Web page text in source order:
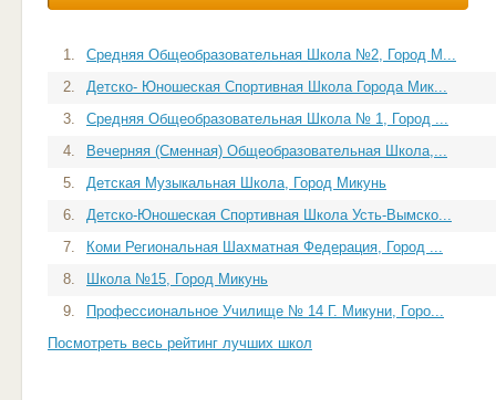
1.
Средняя Общеобразовательная Школа №2, Город М...
2.
Детско- Юношеская Спортивная Школа Города Мик...
3.
Средняя Общеобразовательная Школа № 1, Город ...
4.
Вечерняя (Сменная) Общеобразовательная Школа,...
5.
Детская Музыкальная Школа, Город Микунь
6.
Детско-Юношеская Спортивная Школа Усть-Вымско...
7.
Коми Региональная Шахматная Федерация, Город ...
8.
Школа №15, Город Микунь
9.
Профессиональное Училище № 14 Г. Микуни, Горо...
Посмотреть весь рейтинг лучших школ